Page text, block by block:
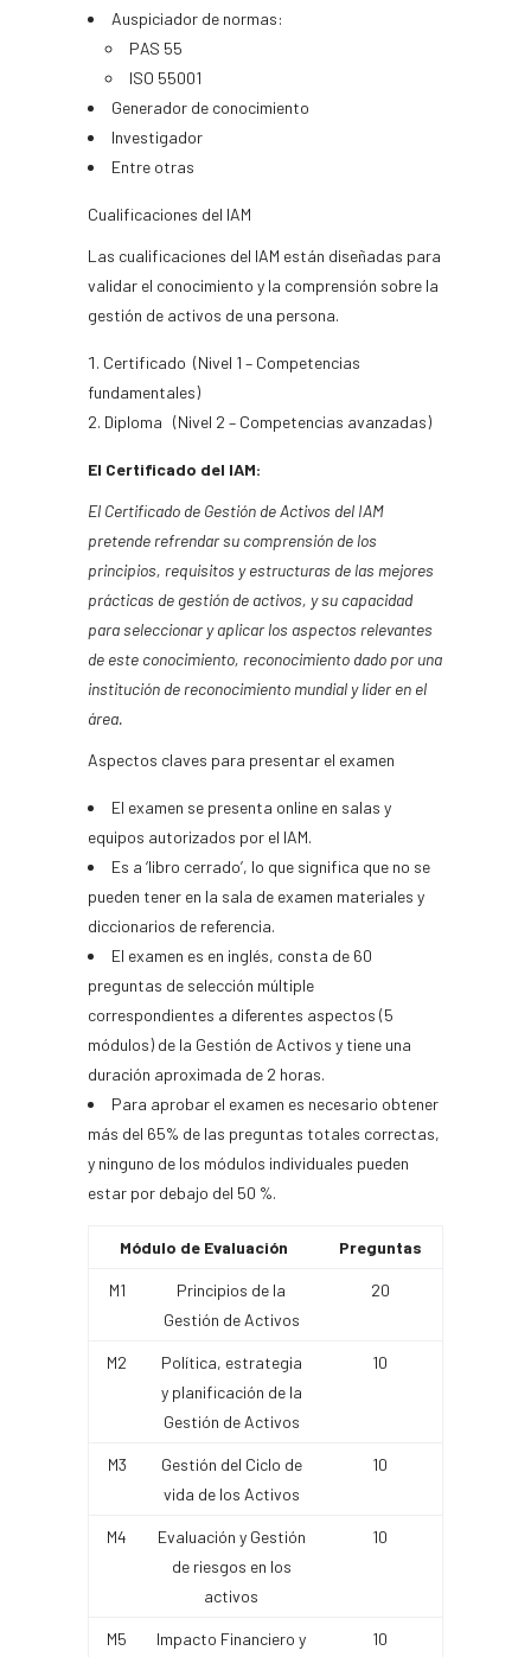
Auspiciador de normas:
PAS 55
ISO 55001
Generador de conocimiento
Investigador
Entre otras
Cualificaciones del IAM
Las cualificaciones del IAM están diseñadas para
validar el conocimiento y la comprensión sobre la
gestión de activos de una persona.
Certificado (Nivel 1 – Competencias
fundamentales)
Diploma (Nivel 2 – Competencias avanzadas)
El Certificado del IAM:
El Certificado de Gestión de Activos del IAM
pretende refrendar su comprensión de los
principios, requisitos y estructuras de las mejores
prácticas de gestión de activos, y su capacidad
para seleccionar y aplicar los aspectos relevantes
de este conocimiento, reconocimiento dado por una
institución de reconocimiento mundial y líder en el
área.
Aspectos claves para presentar el examen
El examen se presenta online en salas y
equipos autorizados por el IAM.
Es a ‘libro cerrado’, lo que significa que no se
pueden tener en la sala de examen materiales y
diccionarios de referencia.
El examen es en inglés, consta de 60
preguntas de selección múltiple
correspondientes a diferentes aspectos (5
módulos) de la Gestión de Activos y tiene una
duración aproximada de 2 horas.
Para aprobar el examen es necesario obtener
más del 65% de las preguntas totales correctas,
y ninguno de los módulos individuales pueden
estar por debajo del 50 %.
Módulo de Evaluación Preguntas
M1
Principios de la
Gestión de Activos
20
M2
Política, estrategia
y planificación de la
Gestión de Activos
10
M3
Gestión del Ciclo de
vida de los Activos
10
M4
Evaluación y Gestión
de riesgos en los
activos
10
M5
Impacto Financiero y
10